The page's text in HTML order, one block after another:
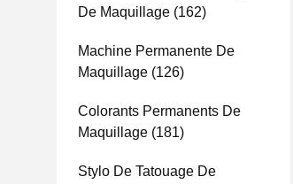
De Maquillage (162)
Machine Permanente De
Maquillage (126)
Colorants Permanents De
Maquillage (181)
Stylo De Tatouage De